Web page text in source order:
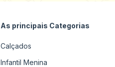
As principais Categorias
Calçados
Infantil Menina